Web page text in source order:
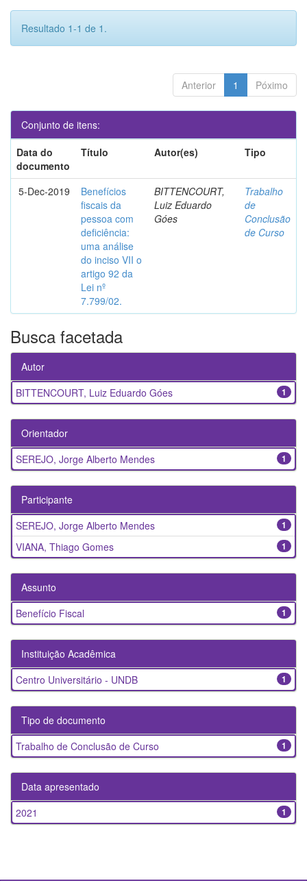
Resultado 1-1 de 1.
Anterior 1 Póximo
Conjunto de itens:
Data do
documento
Título Autor(es) Tipo
5-Dec-2019
Benefícios
fiscais da
pessoa com
deficiência:
uma análise
do inciso VII o
artigo 92 da
Lei nº
7.799/02.
BITTENCOURT,
Luiz Eduardo
Góes
Trabalho
de
Conclusão
de Curso
Busca facetada
Autor
1
BITTENCOURT, Luiz Eduardo Góes
Orientador
1
SEREJO, Jorge Alberto Mendes
Participante
1
SEREJO, Jorge Alberto Mendes
1
VIANA, Thiago Gomes
Assunto
1
Benefício Fiscal
Instituição Acadêmica
1
Centro Universitário - UNDB
Tipo de documento
1
Trabalho de Conclusão de Curso
Data apresentado
1
2021